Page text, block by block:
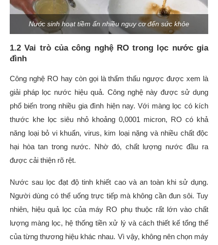
Nước sinh hoạt tiềm ẩn nhiều nguy cơ đến sức khỏe
1.2 Vai trò của công nghệ RO trong lọc nước gia
đình
Công nghệ RO hay còn gọi là thẩm thấu ngược được xem là
giải pháp lọc nước hiệu quả. Công nghệ này được sử dụng
phổ biến trong nhiều gia đình hiện nay. Với màng lọc có kích
thước khe lọc siêu nhỏ khoảng 0,0001 micron, RO có khả
năng loại bỏ vi khuẩn, virus, kim loại nặng và nhiều chất độc
hại hòa tan trong nước. Nhờ đó, chất lượng nước đầu ra
được cải thiện rõ rệt.
Nước sau lọc đạt độ tinh khiết cao và an toàn khi sử dụng.
Người dùng có thể uống trực tiếp mà không cần đun sôi. Tuy
nhiên, hiệu quả lọc của máy RO phụ thuộc rất lớn vào chất
lượng màng lọc, hệ thống tiền xử lý và cách thiết kế tổng thể
của từng thương hiệu khác nhau. Vì vậy, không nên chọn máy